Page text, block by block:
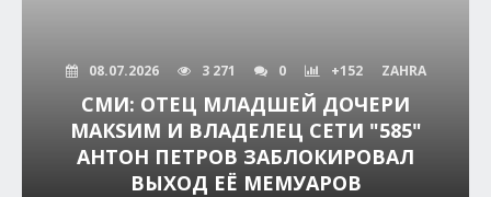
08.07.2026 3 271 0 +152 ZAHRA
СМИ: ОТЕЦ МЛАДШЕЙ ДОЧЕРИ
МАКSИМ И ВЛАДЕЛЕЦ СЕТИ "585"
АНТОН ПЕТРОВ ЗАБЛОКИРОВАЛ
ВЫХОД ЕЁ МЕМУАРОВ